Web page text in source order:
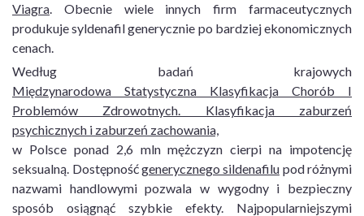
Viagra. Obecnie wiele innych firm farmaceutycznych
produkuje syldenafil generycznie po bardziej ekonomicznych
cenach.
Według badań krajowych
Międzynarodowa Statystyczna Klasyfikacja Chorób I
Problemów Zdrowotnych. Klasyfikacja zaburzeń
psychicznych i zaburzeń zachowania,
w Polsce ponad 2,6 mln mężczyzn cierpi na impotencję
seksualną. Dostępnośćgenerycznego sildenafilu pod różnymi
nazwami handlowymi pozwala w wygodny i bezpieczny
sposób osiągnąć szybkie efekty. Najpopularniejszymi